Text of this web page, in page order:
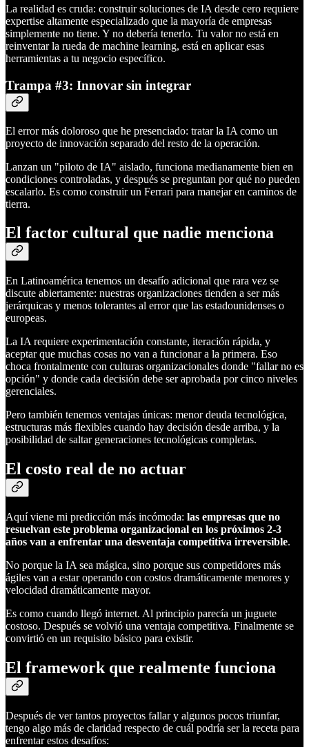
La realidad es cruda: construir soluciones de IA desde cero requiere
expertise altamente especializado que la mayoría de empresas
simplemente no tiene. Y no debería tenerlo. Tu valor no está en
reinventar la rueda de machine learning, está en aplicar esas
herramientas a tu negocio específico.
Trampa #3: Innovar sin integrar
El error más doloroso que he presenciado: tratar la IA como un
proyecto de innovación separado del resto de la operación.
Lanzan un "piloto de IA" aislado, funciona medianamente bien en
condiciones controladas, y después se preguntan por qué no pueden
escalarlo. Es como construir un Ferrari para manejar en caminos de
tierra.
El factor cultural que nadie menciona
En Latinoamérica tenemos un desafío adicional que rara vez se
discute abiertamente: nuestras organizaciones tienden a ser más
jerárquicas y menos tolerantes al error que las estadounidenses o
europeas.
La IA requiere experimentación constante, iteración rápida, y
aceptar que muchas cosas no van a funcionar a la primera. Eso
choca frontalmente con culturas organizacionales donde "fallar no es
opción" y donde cada decisión debe ser aprobada por cinco niveles
gerenciales.
Pero también tenemos ventajas únicas: menor deuda tecnológica,
estructuras más flexibles cuando hay decisión desde arriba, y la
posibilidad de saltar generaciones tecnológicas completas.
El costo real de no actuar
Aquí viene mi predicción más incómoda: las empresas que no
resuelvan este problema organizacional en los próximos 2-3
años van a enfrentar una desventaja competitiva irreversible.
No porque la IA sea mágica, sino porque sus competidores más
ágiles van a estar operando con costos dramáticamente menores y
velocidad dramáticamente mayor.
Es como cuando llegó internet. Al principio parecía un juguete
costoso. Después se volvió una ventaja competitiva. Finalmente se
convirtió en un requisito básico para existir.
El framework que realmente funciona
Después de ver tantos proyectos fallar y algunos pocos triunfar,
tengo algo más de claridad respecto de cuál podría ser la receta para
enfrentar estos desafíos: